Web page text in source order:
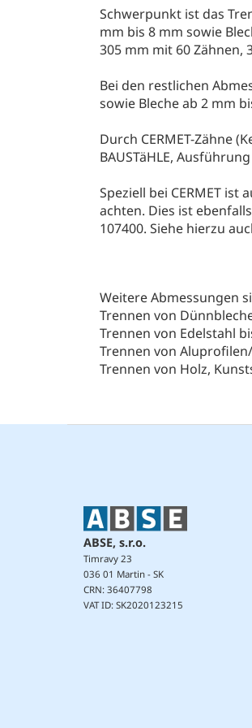
Schwerpunkt ist das
mm bis 8 mm sowie
305 mm mit 60 Zähnen,
Bei den restlichen
sowie Bleche ab 2 mm
Durch CERMET-Zähne
BAUSTäHLE,
Speziell bei CERMET
achten. Dies ist
107400. Siehe hierzu
Weitere Abmessungen
Trennen von
Trennen von Edelstahl
Trennen von
Trennen von Holz,
ABSE, s.r.o.
Timravy 23
036 01 Martin - SK
CRN: 36407798
VAT ID: SK2020123215